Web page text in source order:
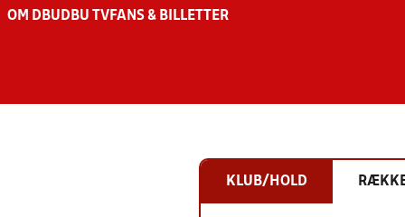
OM DBU DBU TV FANS & BILLETTER
KLUB/HOLD